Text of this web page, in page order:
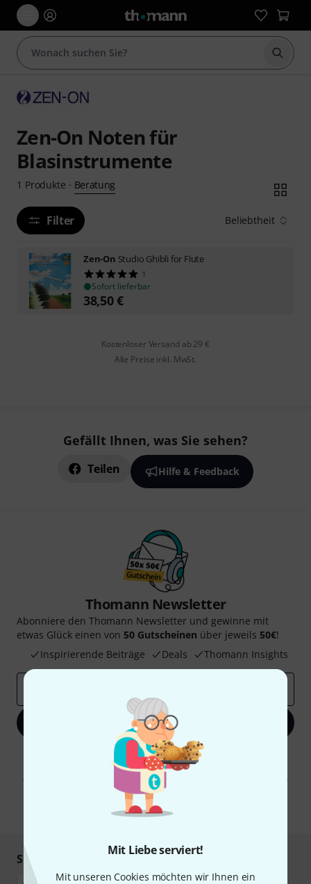
Mit Liebe serviert!
Mit unseren Cookies möchten wir Ihnen ein
Suche
Zen-On Noten für
Blasinstrumente
1 Produkte · Beratung
Filter Beliebtheit
Zen-On Studio Ghibli for Flute
1
Sofort lieferbar
38,50€
Kostenloser Versand ab 29 €
Alle Preise inkl. MwSt.
Gefällt Ihnen, was Sie sehen?
Teilen Hilfe & Feedback
Thomann Newsletter
Abonniere den Thomann Newsletter und gewinne mit
etwas Glück einen von 50 Gutscheinen über jeweils 50€!
Inspirierende Beiträge
Deals Thomann Insights
Jetzt anmelden
Mit Klick auf „Jetzt anmelden“ stimmen Sie dem Erhalt von E-Mail-
Werbung und einer Messung des E-Mail-Nutzungsverhaltens zu. Die
Abmeldung ist jederzeit möglich. Weitere Informationen finden Sie in
unseren
Datenschutzhinweisen
* Pflichtfeld
Sicher einkaufen & bezahlen